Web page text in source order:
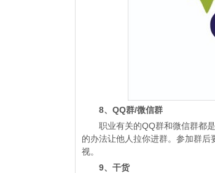
8、QQ群/微信群
职业有关的QQ群和微信群都是
的办法让他人拉你进群。参加群
视。
9、干货